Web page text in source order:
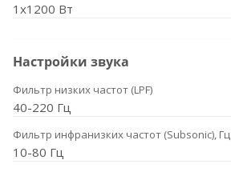
1x1200 Вт
Настройки звука
Фильтр низких частот (LPF)
40-220 Гц
Фильтр инфранизких частот (Subsonic), Гц
10-80 Гц